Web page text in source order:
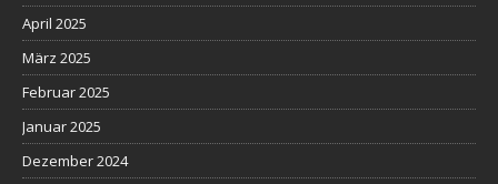
April 2025
März 2025
Februar 2025
Januar 2025
Dezember 2024